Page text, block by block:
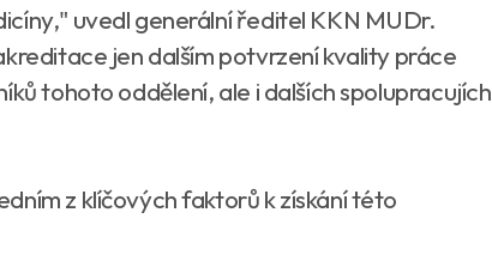
uvedl generální ředitel KKN MUDr.
jen dalším potvrzení kvality práce
tohoto oddělení, ale i dalších spolupracujích
z klíčových faktorů k získání této